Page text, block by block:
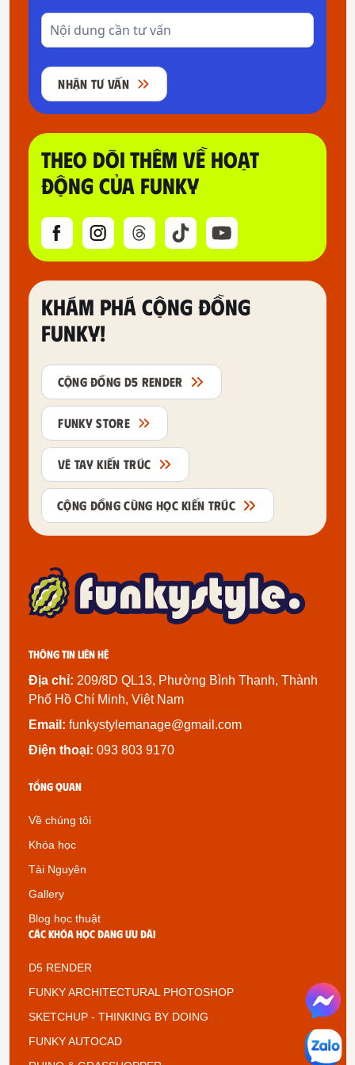
NHẬN TƯ VẤN
THEO DÕI THÊM VỀ HOẠT
ĐỘNG CỦA FUNKY
KHÁM PHÁ CỘNG ĐỒNG
FUNKY!
CỘNG ĐỒNG D5 RENDER
FUNKY STORE
VẼ TAY KIẾN TRÚC
CỘNG ĐỒNG CÙNG HỌC KIẾN TRÚC
Thông tin liên hệ
Địa chỉ: 209/8D QL13, Phường Bình Thạnh, Thành
Phố Hồ Chí Minh, Việt Nam
Email: funkystylemanage@gmail.com
Điện thoại: 093 803 9170
Tổng quan
Về chúng tôi
Khóa học
Tài Nguyên
Gallery
Blog học thuật
Các khóa học đang ưu đãi
D5 RENDER
FUNKY ARCHITECTURAL PHOTOSHOP
SKETCHUP - THINKING BY DOING
FUNKY AUTOCAD